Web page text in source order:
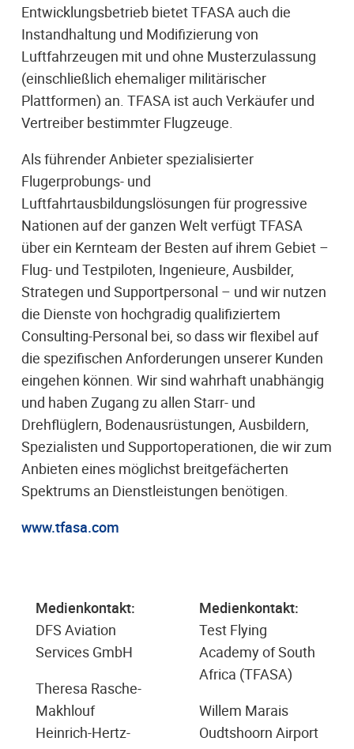
Entwicklungsbetrieb bietet TFASA auch die
Instandhaltung und Modifizierung von
Luftfahrzeugen mit und ohne Musterzulassung
(einschließlich ehemaliger militärischer
Plattformen) an. TFASA ist auch Verkäufer und
Vertreiber bestimmter Flugzeuge.
Als führender Anbieter spezialisierter
Flugerprobungs- und
Luftfahrtausbildungslösungen für progressive
Nationen auf der ganzen Welt verfügt TFASA
über ein Kernteam der Besten auf ihrem Gebiet –
Flug- und Testpiloten, Ingenieure, Ausbilder,
Strategen und Supportpersonal – und wir nutzen
die Dienste von hochgradig qualifiziertem
Consulting-Personal bei, so dass wir flexibel auf
die spezifischen Anforderungen unserer Kunden
eingehen können. Wir sind wahrhaft unabhängig
und haben Zugang zu allen Starr- und
Drehflüglern, Bodenausrüstungen, Ausbildern,
Spezialisten und Supportoperationen, die wir zum
Anbieten eines möglichst breitgefächerten
Spektrums an Dienstleistungen benötigen.
www.tfasa.com
Medienkontakt:
DFS Aviation
Services GmbH
Theresa Rasche-
Makhlouf
Heinrich-Hertz-
Medienkontakt:
Test Flying
Academy of South
Africa (TFASA)
Willem Marais
Oudtshoorn Airport